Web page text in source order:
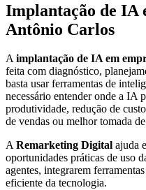
Implantação de IA
Antônio Carlos
Aimplantação de IA em
feita com diagnóstico,
basta usar ferramentas de
necessário entender onde a IA
produtividade, redução de
de vendas ou melhor tomada
ARemarketing Digital ajuda
oportunidades práticas de uso
agentes, integrarem
eficiente da tecnologia.